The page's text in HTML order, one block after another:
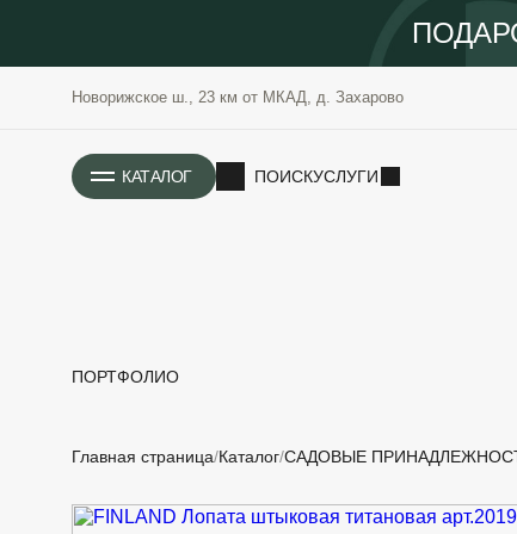
Новорижское ш., 23 км от МКАД, д. Захарово
КАТАЛОГ ПОИСКУСЛУГИ
ПОРТФОЛИО
РАСТЕНИЯ
ОЗЕЛЕНЕНИЕ
ИСТОРИЯ
Главная страница Каталог САДОВЫЕ